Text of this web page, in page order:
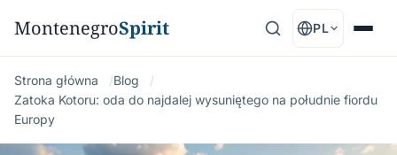
MontenegroSpirit PL
Strona główna
Blog
Zatoka Kotoru: oda do najdalej wysuniętego na południe fiordu
Europy